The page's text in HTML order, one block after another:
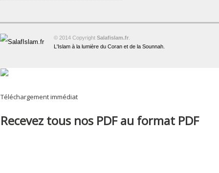
© 2014 Copyright Salafislam.fr
L'Islam à la lumière du Coran et de la Sounnah.
Téléchargement immédiat
Recevez tous nos PDF au format PDF